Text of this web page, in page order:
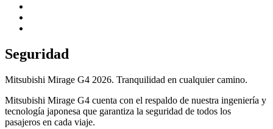
Seguridad
Mitsubishi Mirage G4 2026. Tranquilidad en cualquier camino.
Mitsubishi Mirage G4 cuenta con el respaldo de nuestra ingeniería y
tecnología japonesa que garantiza la seguridad de todos los
pasajeros en cada viaje.